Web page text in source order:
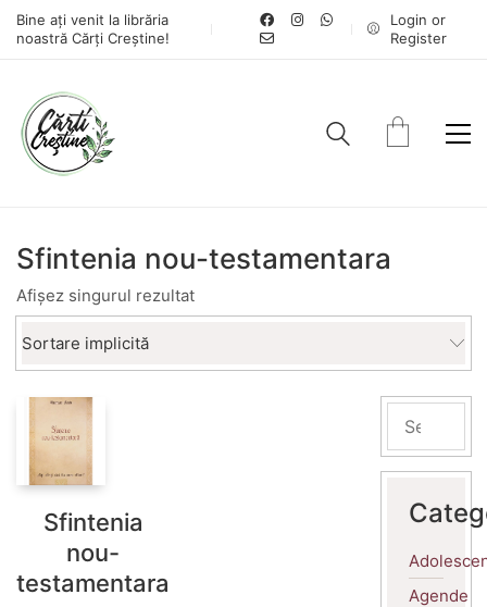
Bine ați venit la librăria
noastră Cărți Creștine!
Login or
Register
Sfintenia nou-testamentara
Afișez singurul rezultat
Sortare implicită
Sfintenia
nou-
testamentara
Agende